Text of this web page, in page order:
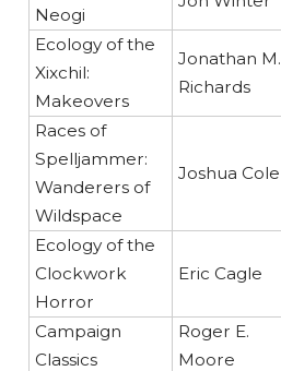
Neogi
Ecology of the
Xixchil:
Makeovers
Jonathan M.
Richards
Races of
Spelljammer:
Wanderers of
Wildspace
Joshua Cole
Ecology of the
Clockwork
Horror
Eric Cagle
Campaign
Classics
Roger E.
Moore